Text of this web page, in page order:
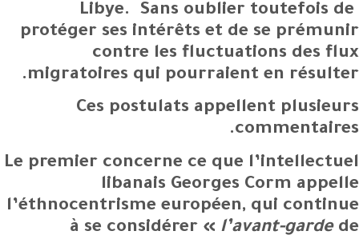
Libye. Sans oublier toutefois de
protéger ses intérêts et de se prémunir
contre les fluctuations des flux
migratoires qui pourraient en résulter.
Ces postulats appellent plusieurs
commentaires.
Le premier concerne ce que l’intellectuel
libanais Georges Corm appelle
l’éthnocentrisme européen, qui continue
à se considérer « l’avant-gardede